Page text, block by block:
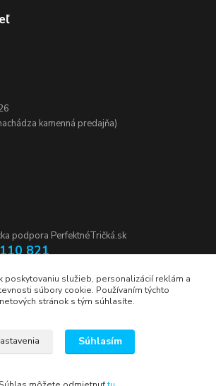
kamenná predajňa)
podpora PerfektnéTričká.sk
821
poskytovaniu služieb, personalizácií reklám a
súbory cookie. Používaním týchto
stránok s tým súhlasíte.
Súhlasím